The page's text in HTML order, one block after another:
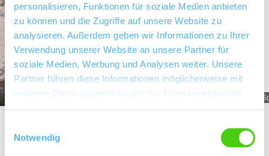
personalisieren, Funktionen für soziale Medien anbieten
zu können und die Zugriffe auf unsere Website zu
analysieren. Außerdem geben wir Informationen zu Ihrer
Verwendung unserer Website an unsere Partner für
soziale Medien, Werbung und Analysen weiter. Unsere
Partner führen diese Informationen möglicherweise mit
weiteren Daten zusammen, die Sie ihnen bereitgestellt
Notwendig
Spanier-Gillot_Winzerin